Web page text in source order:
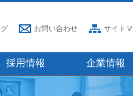
お問い合わせ サイト
採用情報 企業情報